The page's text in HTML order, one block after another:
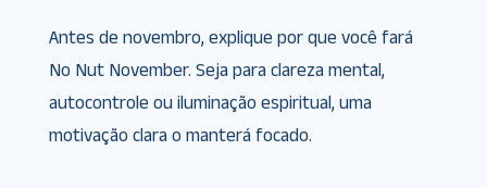
Antes de novembro, explique por que você fará
No Nut November. Seja para clareza mental,
autocontrole ou iluminação espiritual, uma
motivação clara o manterá focado.